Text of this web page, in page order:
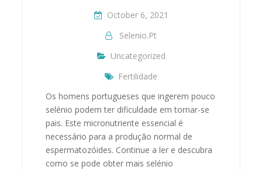
October 6, 2021
Selenio.pt
Uncategorized
Fertilidade
Os homens portugueses que ingerem pouco
selénio podem ter dificuldade em tornar-se
pais. Este micronutriente essencial é
necessário para a produção normal de
espermatozóides. Continue a ler e descubra
como se pode obter mais selénio